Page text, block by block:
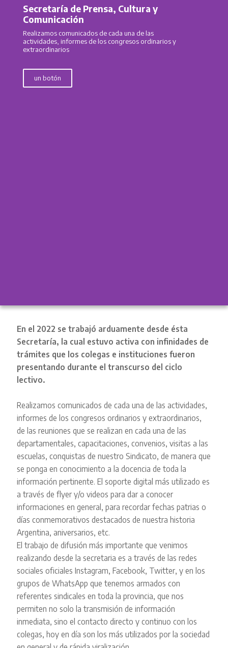
Secretaría de Prensa, Cultura y
Comunicación
Realizamos comunicados de cada una de las
actividades, informes de los congresos ordinarios y
extraordinarios
un botón
En el 2022 se trabajó arduamente desde ésta
Secretaría, la cual estuvo activa con infinidades de
trámites que los colegas e instituciones fueron
presentando durante el transcurso del ciclo
lectivo.
Realizamos comunicados de cada una de las actividades,
informes de los congresos ordinarios y extraordinarios,
de las reuniones que se realizan en cada una de las
departamentales, capacitaciones, convenios, visitas a las
escuelas, conquistas de nuestro Sindicato, de manera que
se ponga en conocimiento a la docencia de toda la
información pertinente. El soporte digital más utilizado es
a través de flyer y/o videos para dar a conocer
informaciones en general, para recordar fechas patrias o
días conmemorativos destacados de nuestra historia
Argentina, aniversarios, etc.
El trabajo de difusión más importante que venimos
realizando desde la secretaria es a través de las redes
sociales oficiales Instagram, Facebook, Twitter, y en los
grupos de WhatsApp que tenemos armados con
referentes sindicales en toda la provincia, que nos
permiten no solo la transmisión de información
inmediata, sino el contacto directo y continuo con los
colegas, hoy en día son los más utilizados por la sociedad